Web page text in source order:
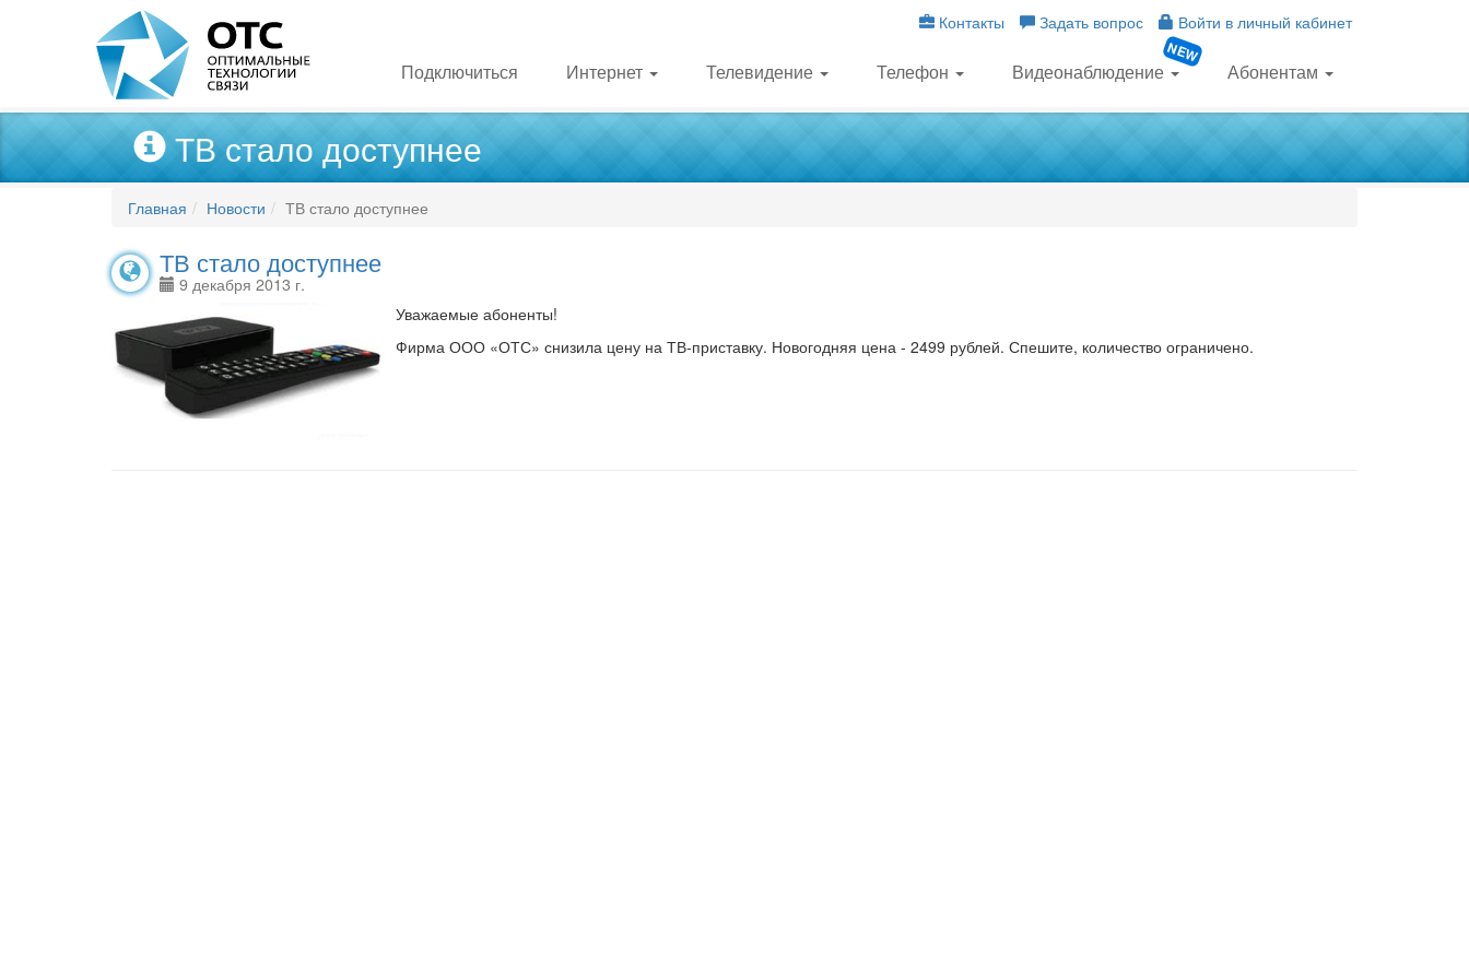
Контакты Задать вопрос Войти в личный кабинет
Подключиться Интернет Телевидение Телефон Видеонаблюдение Абонентам
ТВ стало доступнее
Главная Новости ТВ стало доступнее
ТВ стало доступнее
9 декабря 2013 г.
Уважаемые абоненты!
Фирма ООО «ОТС» снизила цену на ТВ-приставку. Новогодняя цена - 2499 рублей. Спешите, количество ограничено.